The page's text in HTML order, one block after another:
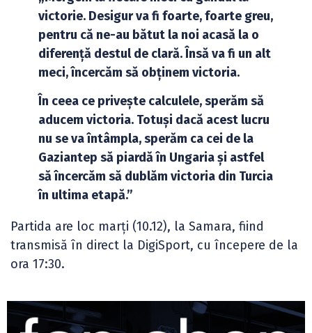
victorie. Desigur va fi foarte, foarte greu,
pentru că ne-au bătut la noi acasă la o
diferență destul de clară. Însă va fi un alt
meci, încercăm să obținem victoria.
În ceea ce privește calculele, sperăm să
aducem victoria. Totuși dacă acest lucru
nu se va întâmpla, sperăm ca cei de la
Gaziantep să piardă în Ungaria și astfel
să încercăm să dublăm victoria din Turcia
în ultima etapă.”
Partida are loc marți (10.12), la Samara, fiind
transmisă în direct la DigiSport, cu începere de la
ora 17:30.